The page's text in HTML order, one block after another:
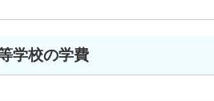
学校の学費